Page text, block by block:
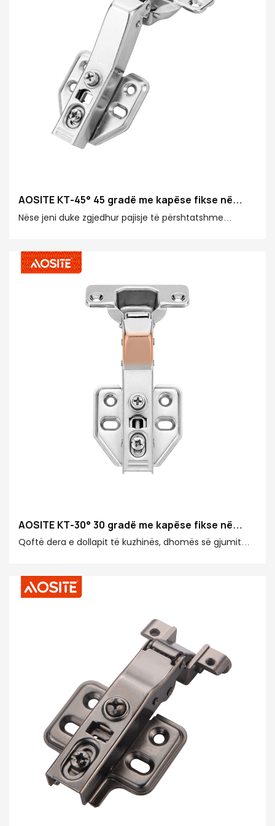
AOSITE KT-45° 45 gradë me kapëse fikse në
varen hidraulike të amortizimit
Nëse jeni duke zgjedhur pajisje të përshtatshme
përmirësoni përvojën e përdorimit të menteshave
ekzistuese në shtëpinë tuaj, mentesha hidraulike me
zgjedhje me cilësi të lartë që nuk mund ta humbisni.
AOSITE KT-30° 30 gradë me kapëse fikse në
varen hidraulike të amortizimit
Qoftë dera e dollapit të kuzhinës, dhomës së gjumit
komponent kyç që lidh derën e dollapit, ju sjell një
përvojë të përshtatshme dhe të sigurt me